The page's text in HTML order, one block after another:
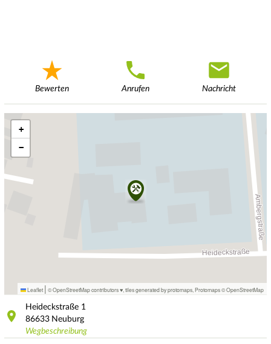
Bewerten Anrufen Nachricht
+
−
Leaflet | © OpenStreetMap contributors ♥, tiles generated by protomaps Protomaps©OpenStreetMap
Heideckstraße 1
86633 Neuburg
Wegbeschreibung